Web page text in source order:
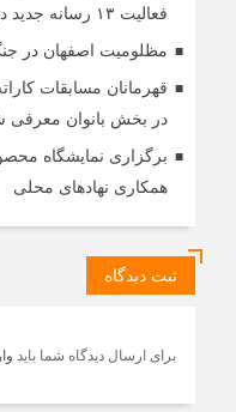
فعالیت ۱۳ رسانه جدید در ۴ ماه نخست سال
مظلومیت اصفهان در
قهرمانان مسابقات
در بخش بانوان معرفی
برگزاری نمایشگاه
همکاری نهادهای محلی
ثبت دیدگاه
برای ارسال دیدگاه شما باید